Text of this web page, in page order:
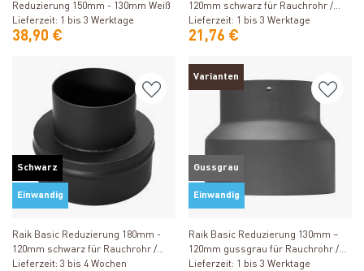
Reduzierung 150mm - 130mm Weiß
Lieferzeit: 1 bis 3 Werktage
38,90 €
120mm schwarz für Rauchrohr /
Ofenrohr
Lieferzeit: 1 bis 3 Werktage
21,76 €
Schwarz
Einwandig
Produkt ansehen
Raik Basic Reduzierung 180mm -
120mm schwarz für Rauchrohr /
Ofenrohr
Lieferzeit: 3 bis 4 Wochen
Varianten
Gussgrau
Einwandig
Produkt ansehen
Raik Basic Reduzierung 130mm –
120mm gussgrau für Rauchrohr /
Ofenrohr
Lieferzeit: 1 bis 3 Werktage